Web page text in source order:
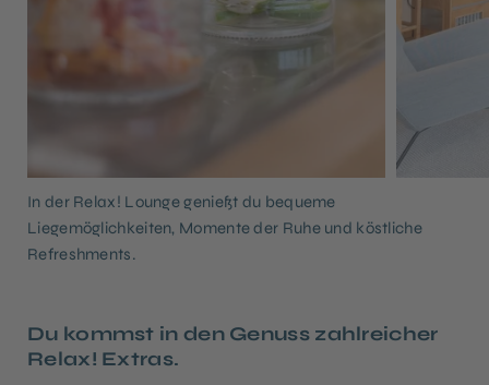
In der Relax! Lounge genießt du bequeme
Liegemöglichkeiten, Momente der Ruhe und köstliche
Refreshments.
Du kommst in den Genuss zahlreicher
Relax! Extras.